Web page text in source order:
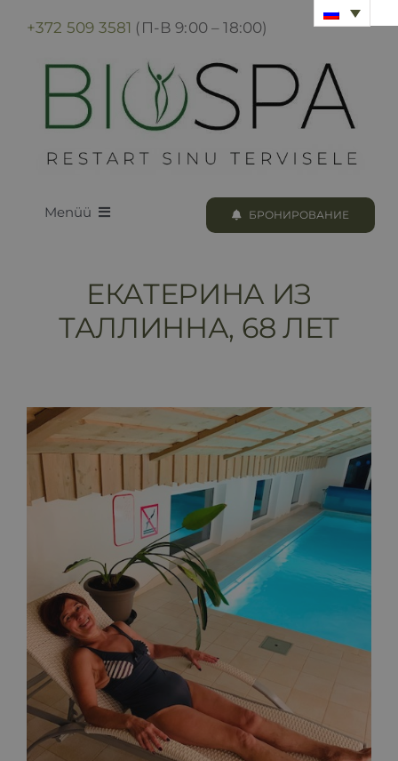
content
+372 509 3581 (П-В 9:00 – 18:00)
Menüü
ПРОГРАММЫ И ПРОЦЕДУРЫ
ПРАЙС-ЛИСТ
БЛОГ
FAQ
КОНТАКТ
БРОНИРОВАНИЕ
ЕКАТЕРИНА ИЗ
ТАЛЛИННА, 68 ЛЕТ